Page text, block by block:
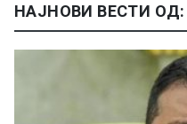
НАЈНОВИ ВЕСТИ ОД: